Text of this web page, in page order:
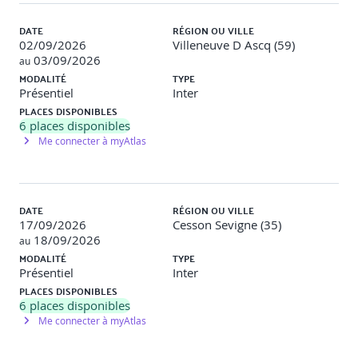
grande section.
Jour 2 : Rédaction du contenu technique et des
processus
Demi-journée 3 : Rédaction des standards et
syntaxe claire et non-ambiguë pour les modèles, les
fichiers et les familles.
Rédaction du processus de coordination :
méthodologie de détection de clashes, la fréquence des
Rédaction des exigences de modélisation :
niveau d'origine, le point de base projet, les unités, les
DATE
02/09/2026
au 03/09/2026
RÉGION OU VILLE
Villeneuve D Ascq (59)
MODALITÉ
Présentiel
TYPE
Inter
PLACES DISPONIBLES
6 places disponibles
Me connecter à myAtlas
DATE
17/09/2026
au 18/09/2026
RÉGION OU VILLE
Cesson Sevigne (35)
MODALITÉ
Présentiel
TYPE
Inter
PLACES DISPONIBLES
6 places disponibles
Me connecter à myAtlas